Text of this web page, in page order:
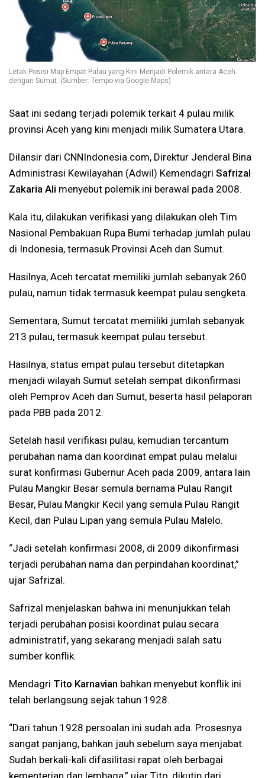
Letak Posisi Map Empat Pulau yang Kini Menjadi Polemik antara Aceh
dengan Sumut. (Sumber: Tempo via Google Maps)
Saat ini sedang terjadi polemik terkait 4 pulau milik
provinsi Aceh yang kini menjadi milik Sumatera Utara.
Dilansir dari CNNIndonesia.com, Direktur Jenderal Bina
Administrasi Kewilayahan (Adwil) Kemendagri Safrizal
Zakaria Ali menyebut polemik ini berawal pada 2008.
Kala itu, dilakukan verifikasi yang dilakukan oleh Tim
Nasional Pembakuan Rupa Bumi terhadap jumlah pulau
di Indonesia, termasuk Provinsi Aceh dan Sumut.
Hasilnya, Aceh tercatat memiliki jumlah sebanyak 260
pulau, namun tidak termasuk keempat pulau sengketa.
Sementara, Sumut tercatat memiliki jumlah sebanyak
213 pulau, termasuk keempat pulau tersebut.
Hasilnya, status empat pulau tersebut ditetapkan
menjadi wilayah Sumut setelah sempat dikonfirmasi
oleh Pemprov Aceh dan Sumut, beserta hasil pelaporan
pada PBB pada 2012.
Setelah hasil verifikasi pulau, kemudian tercantum
perubahan nama dan koordinat empat pulau melalui
surat konfirmasi Gubernur Aceh pada 2009, antara lain
Pulau Mangkir Besar semula bernama Pulau Rangit
Besar, Pulau Mangkir Kecil yang semula Pulau Rangit
Kecil, dan Pulau Lipan yang semula Pulau Malelo.
“Jadi setelah konfirmasi 2008, di 2009 dikonfirmasi
terjadi perubahan nama dan perpindahan koordinat,”
ujar Safrizal.
Safrizal menjelaskan bahwa ini menunjukkan telah
terjadi perubahan posisi koordinat pulau secara
administratif, yang sekarang menjadi salah satu
sumber konflik.
Mendagri Tito Karnavian bahkan menyebut konflik ini
telah berlangsung sejak tahun 1928.
“Dari tahun 1928 persoalan ini sudah ada. Prosesnya
sangat panjang, bahkan jauh sebelum saya menjabat.
Sudah berkali-kali difasilitasi rapat oleh berbagai
kementerian dan lembaga,” ujar Tito, dikutip dari